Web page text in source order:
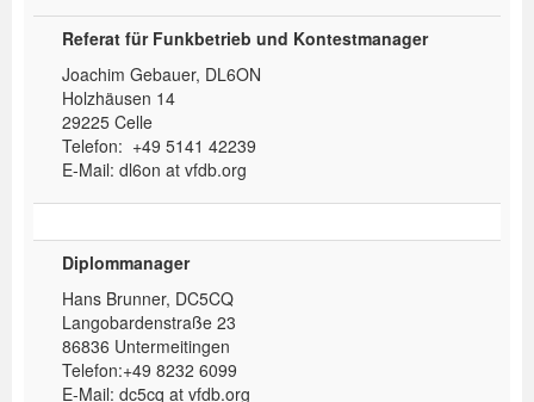
Spenden
Login
Referat für Funkbetrieb und Kontestmanager
Joachim Gebauer, DL6ON
Holzhäusen 14
29225 Celle
Telefon: +49 5141 42239
E-Mail: dl6on at vfdb.org
Diplommanager
Hans Brunner, DC5CQ
Langobardenstraße 23
86836 Untermeitingen
Telefon:+49 8232 6099
E-Mail: dc5cq at vfdb.org